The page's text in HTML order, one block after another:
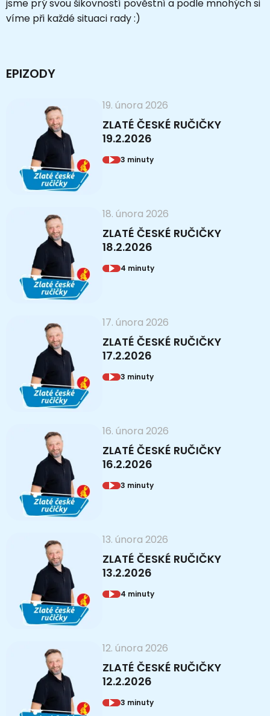
jsme prý svou šikovností pověstní a podle mnohých si
víme při každé situaci rady :)
EPIZODY
19. února 2026
ZLATÉ ČESKÉ RUČIČKY
19.2.2026
3 minuty
18. února 2026
ZLATÉ ČESKÉ RUČIČKY
18.2.2026
4 minuty
17. února 2026
ZLATÉ ČESKÉ RUČIČKY
17.2.2026
3 minuty
16. února 2026
ZLATÉ ČESKÉ RUČIČKY
16.2.2026
3 minuty
13. února 2026
ZLATÉ ČESKÉ RUČIČKY
13.2.2026
4 minuty
12. února 2026
ZLATÉ ČESKÉ RUČIČKY
12.2.2026
3 minuty